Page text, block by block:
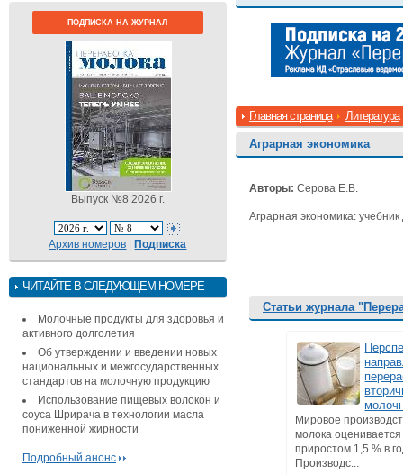
ПОДПИСКА НА ЖУРНАЛ
Выпуск №8 2026 г.
Архив номеров |Подписка
ЧИТАЙТЕ В СЛЕДУЮЩЕМ НОМЕРЕ
Молочные продукты для здоровья и
активного долголетия
Об утверждении и введении новых
национальных и межгосударственных
стандартов на молочную продукцию
Использование пищевых волокон и
соуса Шрирача в технологии масла
пониженной жирности
Подробный анонс
Главная страница Литература
Аграрная экономика
Авторы: Серова Е.В.
Аграрная экономика:
Статьи журнала
Мировое
молока
приростом 1,5 % в
Производс...